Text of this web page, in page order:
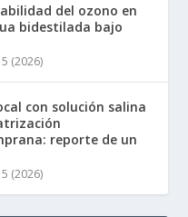
del ozono en
bidestilada bajo
(2026)
con solución salina
reporte de un
(2026)